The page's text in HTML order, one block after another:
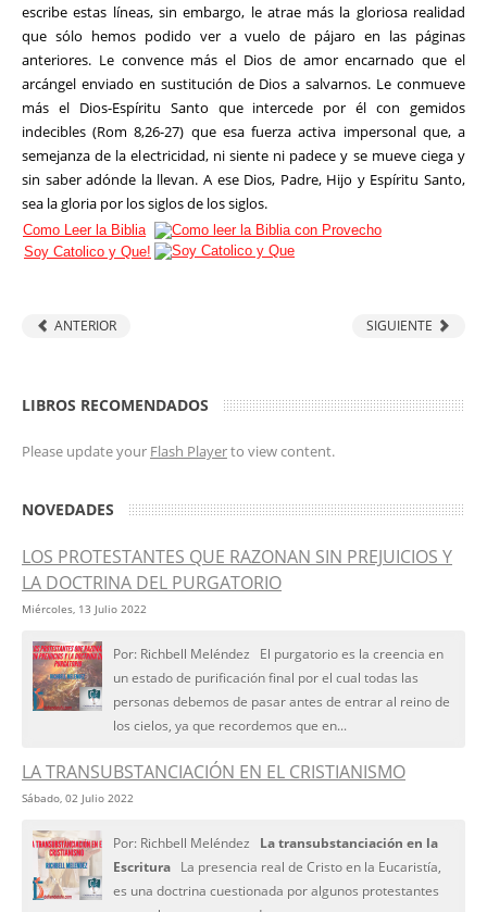
escribe estas líneas, sin embargo, le atrae más la gloriosa realidad
que sólo hemos podido ver a vuelo de pájaro en las páginas
anteriores. Le convence más el Dios de amor encarnado que el
arcángel enviado en sustitución de Dios a salvarnos. Le conmueve
más el Dios-Espíritu Santo que intercede por él con gemidos
indecibles (Rom 8,26-27) que esa fuerza activa impersonal que, a
semejanza de la electricidad, ni siente ni padece y se mueve ciega y
sin saber adónde la llevan. A ese Dios, Padre, Hijo y Espíritu Santo,
sea la gloria por los siglos de los siglos.
Como Leer la Biblia
Soy Catolico y Que!
ANTERIOR SIGUIENTE
LIBROS RECOMENDADOS
Please update your Flash Playerto view content.
NOVEDADES
LOS PROTESTANTES QUE RAZONAN SIN PREJUICIOS Y
LA DOCTRINA DEL PURGATORIO
Miércoles, 13 Julio 2022
Por: Richbell Meléndez El purgatorio es la creencia en
un estado de purificación final por el cual todas las
personas debemos de pasar antes de entrar al reino de
los cielos, ya que recordemos que en...
LA TRANSUBSTANCIACIÓN EN EL CRISTIANISMO
Sábado, 02 Julio 2022
Por: Richbell Meléndez La transubstanciación en la
Escritura La presencia real de Cristo en la Eucaristía,
es una doctrina cuestionada por algunos protestantes